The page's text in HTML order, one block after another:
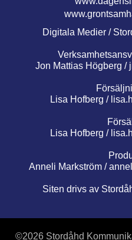
Digitala Medier /
Jon Mattias Högberg /
Lisa Hofberg /
Lisa Hofberg /
Anneli Markström /
Siten drivs av
©2026 Stordåhd